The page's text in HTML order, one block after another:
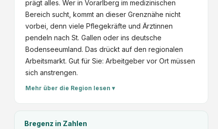
prägt alles. Wer in Vorarlberg im medizinischen
Bereich sucht, kommt an dieser Grenznähe nicht
vorbei, denn viele Pflegekräfte und Ärztinnen
pendeln nach St. Gallen oder ins deutsche
Bodenseeumland. Das drückt auf den regionalen
Arbeitsmarkt. Gut für Sie: Arbeitgeber vor Ort müssen
sich anstrengen.
Mehr über die Region lesen ▾
Bregenz in Zahlen